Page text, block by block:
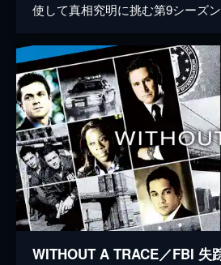
使して真相究明に挑む第9シーズン